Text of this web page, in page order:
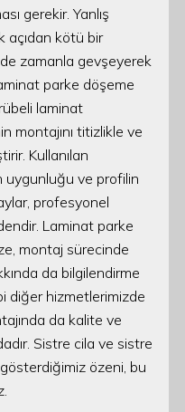
gerekir. Yanlış
açıdan kötü bir
zamanla gevşeyerek
parke döşeme
laminat
montajını titizlikle ve
Kullanılan
uygunluğu ve profilin
profesyonel
Laminat parke
montaj sürecinde
da bilgilendirme
diğer hizmetlerimizde
da kalite ve
Sistre cila ve sistre
özeni, bu